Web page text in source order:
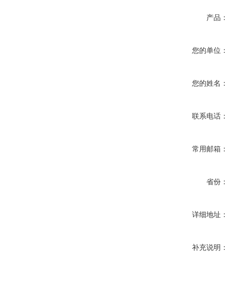
产品：
您的单位：
您的姓名：
联系电话：
常用邮箱：
省份：
详细地址：
补充说明：